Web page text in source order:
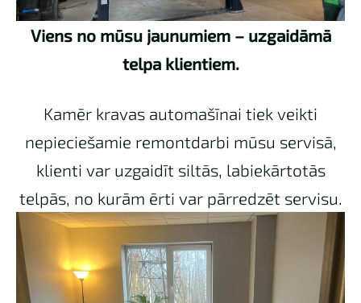
Viens no mūsu jaunumiem – uzgaidāmā
telpa klientiem.
Kamēr kravas automašīnai tiek veikti
nepieciešamie remontdarbi mūsu servisā,
klienti var uzgaidīt siltās, labiekārtotās
telpās, no kurām ērti var pārredzēt servisu.